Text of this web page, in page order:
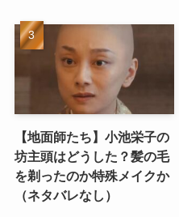
【地面師たち】小池栄子の
坊主頭はどうした？髪の毛
を剃ったのか特殊メイクか
（ネタバレなし）